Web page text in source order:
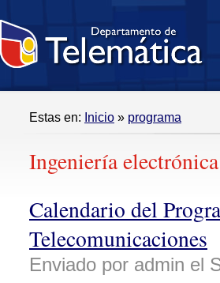
Estas en: Inicio » programa
Ingeniería electrónica
Calendario del
Telecomunicaciones
Enviado por admin el